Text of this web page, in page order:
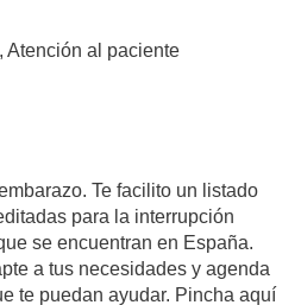
Atención al paciente
Te facilito un listado
para la interrupción
se encuentran en España.
a tus necesidades y agenda
te puedan ayudar. Pincha aquí